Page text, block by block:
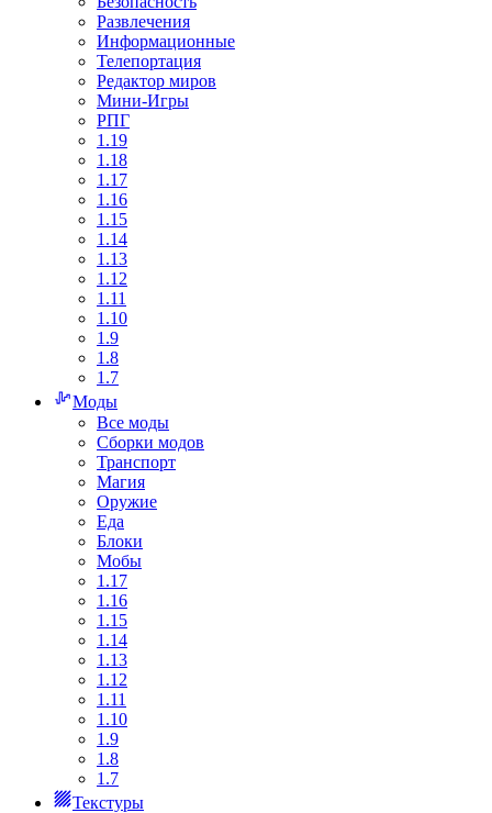
Развлечения
Информационные
Телепортация
Редактор миров
Мини-Игры
РПГ
1.19
1.18
1.17
1.16
1.15
1.14
1.13
1.12
1.11
1.10
1.9
1.8
1.7
Моды
Все моды
Сборки модов
Транспорт
Магия
Оружие
Еда
Блоки
Мобы
1.17
1.16
1.15
1.14
1.13
1.12
1.11
1.10
1.9
1.8
1.7
Текстуры